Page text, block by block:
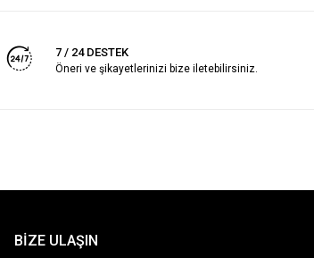
7 / 24 DESTEK
Öneri ve şikayetlerinizi bize iletebilirsiniz.
BİZE ULAŞIN